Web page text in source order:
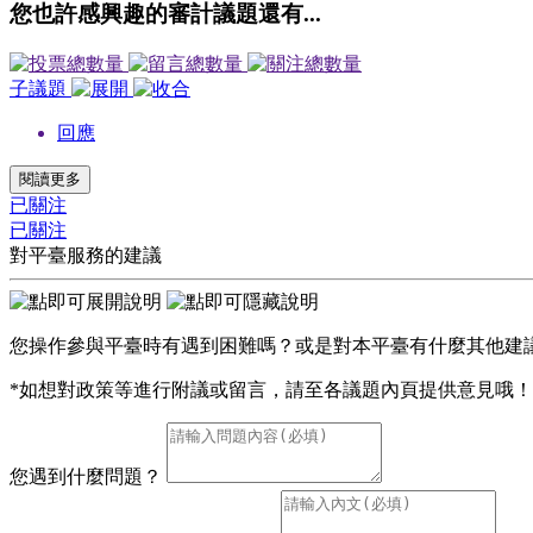
您也許感興趣的審計議題還有...
子議題
回應
閱讀更多
已關注
已關注
對平臺服務的建議
您操作參與平臺時有遇到困難嗎？或是對本平臺有什麼其他建
*如想對政策等進行附議或留言，請至各議題內頁提供意見哦！
您遇到什麼問題？